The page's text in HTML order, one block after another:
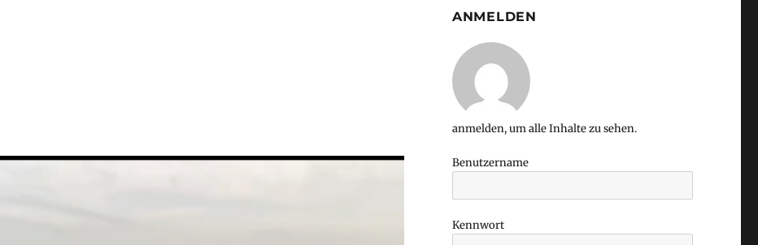
ANMELDEN
anmelden, um alle Inhalte zu sehen.
Benutzername
Kennwort